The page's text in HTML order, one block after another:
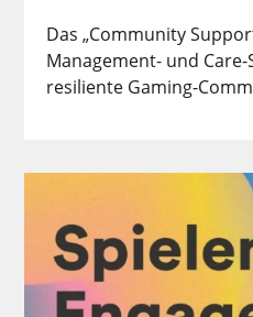
Das „Community
Management- und
resiliente Gaming-